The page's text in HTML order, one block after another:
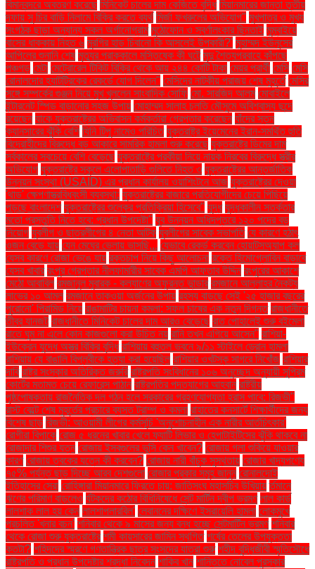
বিমানবন্দরে অবতরণ করেছে মিনিকেট চালের দাম কেজিতে বৃদ্ধি মিয়ানমারের জান্তা তৃতীয়
দফায় সু চির বাড়ি নিলামে বিক্রি করতে ব্যর্থ মির্জা ফখরুলের অভিযোগ" মুখপাত্র ও মুখ্য
সংগঠক ছাড়া অন্যান্য সকল অর্গানোগ্রাম মুঠোফোন ও স্বর্ণালংকার ছিনতাই মুম্বাইয়ে
বাসের ধাক্কায় নিহত ৬ মুরগির হাড় চিবানো কি আসলেই উপকারী?' মুহাম্মদ ইউনূসের
আপিলের শুনানি শেষ মৃত্যুর প্রাক্কালে মস্তিষ্কে কী ঘটে মৃদু শৈত্যপ্রবাহে কাঁপছে
পঞ্চগড় মেটা মেট্রোরেল টিকিট বিক্রি থেকে আয় ২৪৪ কোটি টাকা মেয়র প্রার্থী মেসি মেসি
রোনালদোর হ্যাটট্রিকের রেকর্ডে যোগ দিলেন" মেসিদের নাটকীয় পরাজয় শেষ মুহূর্তে মেসির
সঙ্গে সম্পর্কের গুঞ্জন নিয়ে মুখ খুললেন সাংবাদিক সোফি মো. সারজিদ আলম মোবাইলে
ইন্টারনেট স্পিড বাড়ানোর সহজ উপায় মোহাম্মদ সালাহ চলতি মৌসুমে অবিশ্বাস্য ছন্দে
রয়েছেন যাকে যুক্তরাষ্ট্রের অভিবাসন কর্মকর্তারা গ্রেপ্তার করেছেন যাঁদের স্তন
ক্যানসারের ঝুঁকি বেশি যিনি টিপু নামেও পরিচিত যুক্তরাষ্ট্র ইয়েমেনের ইরান-সমর্থিত হুতি
বিদ্রোহীদের বিরুদ্ধে বড় আকারে সামরিক হামলা শুরু করেছে যুক্তরাষ্ট্রে ডিমের দাম
সর্বকালের সবচেয়ে বেশি বেড়েছে যুক্তরাষ্ট্রে পরকীয়া নিয়ে নায়ক নিরবের বিরুদ্ধে স্ত্রীর
অভিযোগ যুক্তরাষ্ট্রে স্কুলে এলোপাতাড়ি গুলিতে নিহত ৩ যুক্তরাষ্ট্রের আন্তর্জাতিক
উন্নয়ন সংস্থা (USAID) এর প্রধান কার্যালয় ওয়াশিংটনে আজ যুক্তরাষ্ট্রের দেওয়া
'থাড' ক্ষেপণাস্ত্রবিধ্বংসী ব্যবস্থা: যুক্তরাষ্ট্রের বাজারে প্রতিযোগীদের চেয়ে পিছিয়ে
পড়ছে বাংলাদেশ যুক্তরাষ্ট্রের শুল্কের প্রতিক্রিয়া হিসেবে" যুদ্ধ যুদ্ধকালীন সতর্কতার
মতো প্রস্তুতি নিতে হবে: প্রধান উপদেষ্টা" যুব উন্নয়ন অধিদপ্তরে ১২০ পদের বড়
নিয়োগ যুবলীগ ও ছাত্রলীগের ৪ নেতা আটক যুবলীগের সাবেক সভাপতি যে কারণে হঠাৎ
ওজন বেড়ে যায় যেন মেঘের ভেলায় ভাসছি... যেভাবে রেকর্ড করবেন হোয়াটসঅ্যাপ কল
যেসব কারণে রোজা ভেঙে যায় রক্তচাপ নিয়ে কিছু আলোচনা রক্তে হিমোগ্লোবিন বাড়াবে
যেসব খাবার রংপুর গ্রেপ্তার নীলফামারীর সাবেক এমপি আফতাব উদ্দিন রংপুরের আকাশে
মেঠো আবাবিল রমজানুল মুবারক - কল্যাণের অফুরন্ত ভান্ডার রমজানে আল্লাহর নৈকট্য
লাভের ১০ আমল রমজানে তাকওয়া অর্জনের উপায় রহস্য বাড়ছে সেই '২৫ হাজার বছরের
পুরোনো' পিরামিড নিয়ে রাঙামাটির চায়না কমলা: সফল চাষের এক নতুন দিগন্ত রাজধানীতে
তীব্র যানজট রাজধানীতে মিনিকেট চালের দাম আরও বেড়েছে রাত পোহালেই শুরু বইমেলা
রাতে ঘুম না এলে কোন কাজগুলো করা উচিত নয় রানি তখন এগিয়ে আসেন" রাশিয়া-
ইউক্রেন যুদ্ধে অস্ত্র বিক্রি বৃদ্ধি রাশিয়ায় বহুতল ভবনে ৯/১১ স্টাইলে ড্রোন হামলা
রাশিয়ায় যে বাঙালি বিপ্লবীকে হত্যা করা হয়েছিল রাশিয়ার ওখটস্ক সাগরে নিখোঁজ রাশিয়ার
দাবি রাষ্ট্র সংস্কার অতিরিক্ত জরুরি রাষ্ট্রপতি সংবিধানের ১০৬ অনুচ্ছেদ অনুযায়ী সুপ্রিম
কোর্টের মতামত চেয়ে রেফারেন্স পাঠান রাষ্ট্রপতির পদত্যাগের আহ্বান রাষ্ট্রীয়
পৃষ্ঠপোষকতায় রাজনৈতিক দল গঠন হলে সরকারের গ্রহণযোগ্যতা হ্রাস পাবে: রিজভী"
রাস্ট বেল্টে শেষ মুহূর্তের প্রচারে ব্যস্ত ট্রাম্প ও কমলা রাহাতের কনসার্টে শিক্ষার্থীদের জন্য
বিশেষ ছাড় রিজভী: আওয়ামী লীগের কর্মসূচি 'অনুশোচনাহীন এক নারীর আর্তচিৎকার'
রোগীরা বিপাকে রোজ ৫ ধরনের খাবার খেলে ফ্যাটি লিভার ও হেপাটাইটিসের ঝুঁকি থাকবে না
রোজাদার শিশুর যত্ন রোজায় ইসবগুলের ভুসি কেন খাবেন? রোজায় গলা শুকিয়ে যাওয়ার
কারণ রোজায় ত্বকের যত্নে কী করবেন? রোজায় নারী বাঁচুক সুস্থতায় রোজার খাদ্যপণ্যে
৭৫% পর্যন্ত ছাড় দিচ্ছে আরব দেশগুলো রোজার প্রকার সমূহ জানুন রোনালদোই
ইতিহাসের সেরা রোহিঙ্গারা মিয়ানমারে ফিরতে চায়: জাতিসংঘ মহাসচিব উখিয়ায় র্তমানে
ঋণের পরিমাণ বাড়লেও র্যটকদের কঠোর বিধিনিষেধে সেন্ট মার্টিন দ্বীপ ভ্রমণ লাল কার্ড
লালশাক লাল হয় কেন লালশাপলারবিল' লেবাননের দক্ষিণে ইসরায়েলি হামলা লোকমুখে
প্রচলিত 'খনার বচন' শনিবার থেকে ৯ মাসের জন্য বন্ধ হচ্ছে সেন্টমার্টিন ভ্রমণ শনিবার
থেকে রোজা শুরু যুক্তরাষ্ট্রে শমী কায়সারের জামিন স্থগিত শর্ষের তেলের উপযুক্ততা
কতটা? শহিদদের স্মরণে গণতান্ত্রিক ছাত্র সংসদের যাত্রা শুরু শহীদ বুদ্ধিজীবী স্মৃতিসৌধে
রাষ্ট্রপতি ও প্রধান উপদেষ্টার শ্রদ্ধা নিবেদন শাকিব খান শান্তিতে নোবেল পুরস্কার